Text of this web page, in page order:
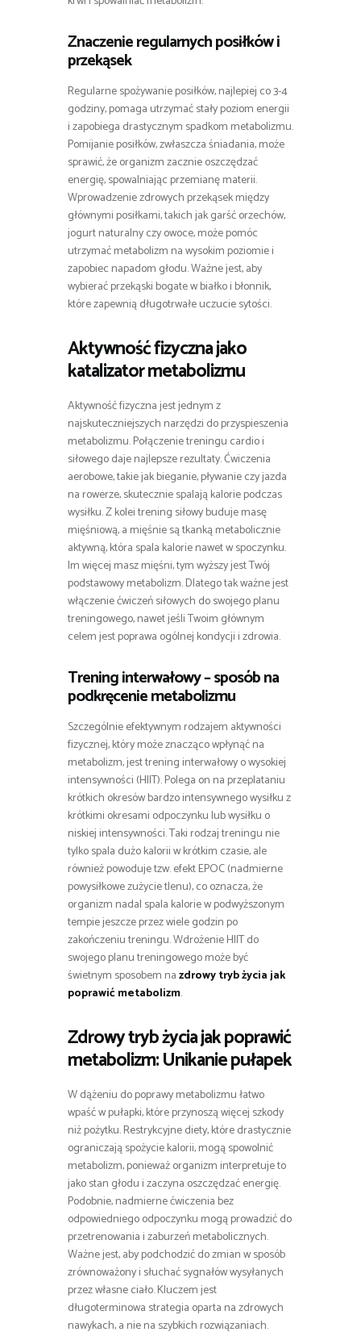
Znaczenie regularnych posiłków i
przekąsek
Regularne spożywanie posiłków, najlepiej co 3-4
godziny, pomaga utrzymać stały poziom energii
i zapobiega drastycznym spadkom metabolizmu.
Pomijanie posiłków, zwłaszcza śniadania, może
sprawić, że organizm zacznie oszczędzać
energię, spowalniając przemianę materii.
Wprowadzenie zdrowych przekąsek między
głównymi posiłkami, takich jak garść orzechów,
jogurt naturalny czy owoce, może pomóc
utrzymać metabolizm na wysokim poziomie i
zapobiec napadom głodu. Ważne jest, aby
wybierać przekąski bogate w białko i błonnik,
które zapewnią długotrwałe uczucie sytości.
Aktywność fizyczna jako
katalizator metabolizmu
Aktywność fizyczna jest jednym z
najskuteczniejszych narzędzi do przyspieszenia
metabolizmu. Połączenie treningu cardio i
siłowego daje najlepsze rezultaty. Ćwiczenia
aerobowe, takie jak bieganie, pływanie czy jazda
na rowerze, skutecznie spalają kalorie podczas
wysiłku. Z kolei trening siłowy buduje masę
mięśniową, a mięśnie są tkanką metabolicznie
aktywną, która spala kalorie nawet w spoczynku.
Im więcej masz mięśni, tym wyższy jest Twój
podstawowy metabolizm. Dlatego tak ważne jest
włączenie ćwiczeń siłowych do swojego planu
treningowego, nawet jeśli Twoim głównym
celem jest poprawa ogólnej kondycji i zdrowia.
Trening interwałowy – sposób na
podkręcenie metabolizmu
Szczególnie efektywnym rodzajem aktywności
fizycznej, który może znacząco wpłynąć na
metabolizm, jest trening interwałowy o wysokiej
intensywności (HIIT). Polega on na przeplataniu
krótkich okresów bardzo intensywnego wysiłku z
krótkimi okresami odpoczynku lub wysiłku o
niskiej intensywności. Taki rodzaj treningu nie
tylko spala dużo kalorii w krótkim czasie, ale
również powoduje tzw. efekt EPOC (nadmierne
powysiłkowe zużycie tlenu), co oznacza, że
organizm nadal spala kalorie w podwyższonym
tempie jeszcze przez wiele godzin po
zakończeniu treningu. Wdrożenie HIIT do
swojego planu treningowego może być
świetnym sposobem nazdrowy tryb życia jak
poprawić metabolizm.
Zdrowy tryb życia jak poprawić
metabolizm: Unikanie pułapek
W dążeniu do poprawy metabolizmu łatwo
wpaść w pułapki, które przynoszą więcej szkody
niż pożytku. Restrykcyjne diety, które drastycznie
ograniczają spożycie kalorii, mogą spowolnić
metabolizm, ponieważ organizm interpretuje to
jako stan głodu i zaczyna oszczędzać energię.
Podobnie, nadmierne ćwiczenia bez
odpowiedniego odpoczynku mogą prowadzić do
przetrenowania i zaburzeń metabolicznych.
Ważne jest, aby podchodzić do zmian w sposób
zrównoważony i słuchać sygnałów wysyłanych
przez własne ciało. Kluczem jest
długoterminowa strategia oparta na zdrowych
nawykach, a nie na szybkich rozwiązaniach.